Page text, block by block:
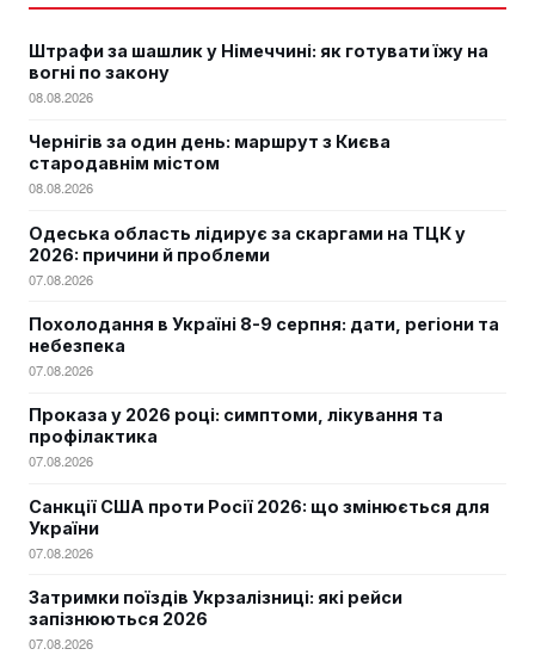
Штрафи за шашлик у Німеччині: як готувати їжу на
вогні по закону
08.08.2026
Чернігів за один день: маршрут з Києва
стародавнім містом
08.08.2026
Одеська область лідирує за скаргами на ТЦК у
2026: причини й проблеми
07.08.2026
Похолодання в Україні 8-9 серпня: дати, регіони та
небезпека
07.08.2026
Проказа у 2026 році: симптоми, лікування та
профілактика
07.08.2026
Санкції США проти Росії 2026: що змінюється для
України
07.08.2026
Затримки поїздів Укрзалізниці: які рейси
запізнюються 2026
07.08.2026